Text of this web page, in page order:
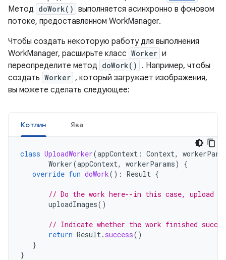
Метод doWork() выполняется асинхронно в фоновом
потоке, предоставленном WorkManager.
Чтобы создать некоторую работу для выполнения
WorkManager, расширьте класс Worker и
переопределите метод doWork()
. Например, чтобы
создать Worker , который загружает изображения,
вы можете сделать следующее:
Котлин Ява
class UploadWorker(appContext : Context,
Worker(appContext, workerParams)
{
override fun doWork(): Result {
// Do the work here--in this case, upload
uploadImages()
// Indicate whether the work finished
return Result. success()
}
}